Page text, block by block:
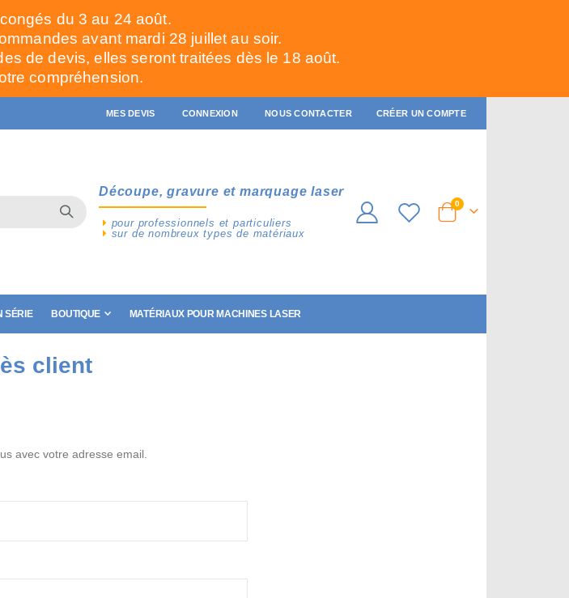
du 3 au 24 août.
avant mardi 28 juillet au soir.
de devis, elles seront traitées dès le 18 août.
compréhension.
MES DEVIS CONNEXION NOUS CONTACTER CRÉER UN COMPTE
Découpe, gravure et marquage laser
pour professionnels et particuliers
sur de nombreux types de matériaux
Cart
0articles
SÉRIE BOUTIQUE MATÉRIAUX POUR MACHINES LASER
client
avec votre adresse email.